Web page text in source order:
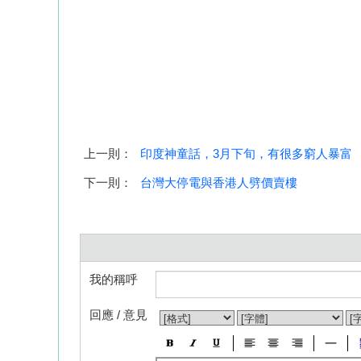
上一則： 印度神童話，3月下旬，有很多窮人暴富
下一則： 台灣大停電與香港人劈價賣樓
我的稱呼
回應 / 意見